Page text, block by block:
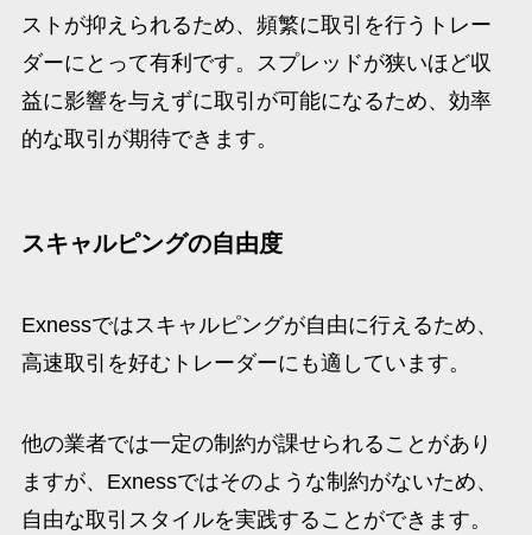
ストが抑えられるため、頻繁に取引を行うトレー
ダーにとって有利です。スプレッドが狭いほど収
益に影響を与えずに取引が可能になるため、効率
的な取引が期待できます。
スキャルピングの自由度
Exnessではスキャルピングが自由に行えるため、
高速取引を好むトレーダーにも適しています。
他の業者では一定の制約が課せられることがあり
ますが、Exnessではそのような制約がないため、
自由な取引スタイルを実践することができます。